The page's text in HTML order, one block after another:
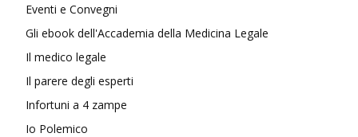
Eventi e Convegni
Gli ebook dell'Accademia della Medicina Legale
Il medico legale
Il parere degli esperti
Infortuni a 4 zampe
Io Polemico